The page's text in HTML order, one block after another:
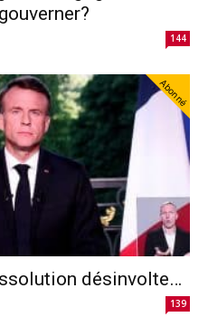
144
Abonné
désinvolte…
139